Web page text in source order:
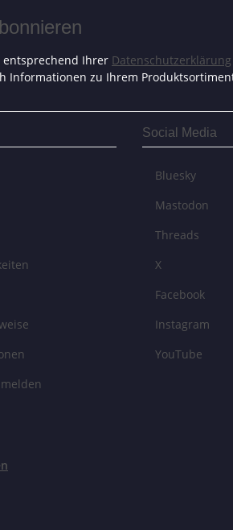
entsprechend Ihrer Datenschutzerklärung
Informationen zu Ihrem
Social Media
Bluesky
Mastodon
Threads
X
Facebook
Instagram
YouTube